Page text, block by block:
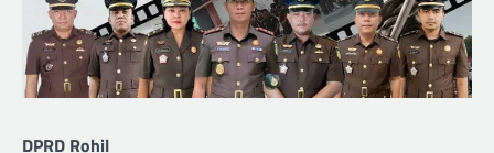
DPRD Rohil